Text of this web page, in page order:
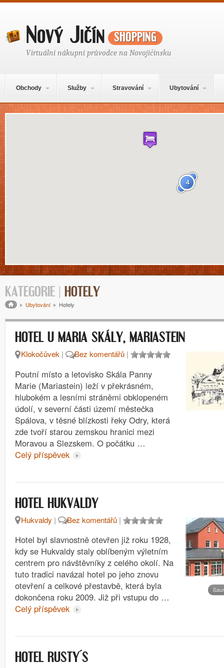
Nový Jičínshopping
Virtuální nákupní průvodce na Novojičínsku
Obchody Služby Stravování Ubytování
Mapa obsahu
4
KATEGORIE | HOTELY
Drobečková navigace
Ubytování Hotely
HOTEL U MARIA SKÁLY, MARIASTEIN
Klokočůvek | Bez komentářů |
Poutní místo a letovisko Skála Panny
Marie (Mariastein) leží v překrásném,
hlubokém a lesními stráněmi obklopeném
údolí, v severní části území městečka
Spálova, v těsné blízkosti řeky Odry, která
zde tvoří starou zemskou hranici mezi
Moravou a Slezskem. O počátku …
Celý příspěvek
HOTEL HUKVALDY
Hukvaldy | Bez komentářů |
Hotel byl slavnostně otevřen již roku 1928,
kdy se Hukvaldy staly oblíbeným výletním
centrem pro návštěvníky z celého okolí. Na
tuto tradici navázal hotel po jeho znovu
otevření a celkové přestavbě, která byla
dokončena roku 2009. Již při vstupu do …
Celý příspěvek
HOTEL RUSTY´S